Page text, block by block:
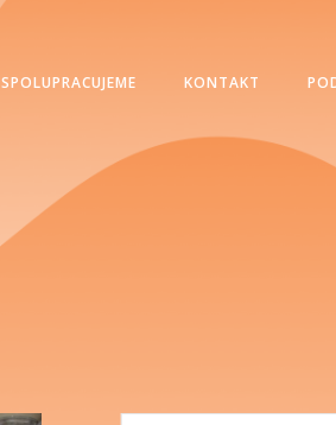
SPOLUPRACUJEME KONTAKT